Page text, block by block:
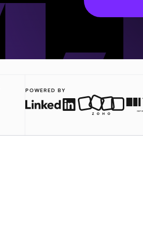
POWERED BY